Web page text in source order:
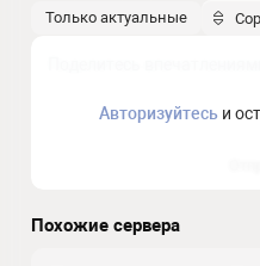
Только актуальные
Авторизуйтесьи
Похожие сервера